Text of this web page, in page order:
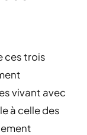
ces trois
vivant avec
à celle des